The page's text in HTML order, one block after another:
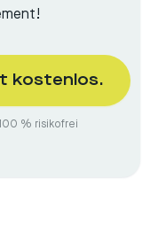
kostenlos.
% risikofrei